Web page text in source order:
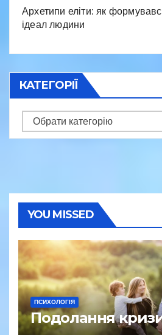
Архетипи еліти: як
ідеал людини
КАТЕГОРІЇ
Категорії
YOU MISSED
ПСИХОЛОГІЯ
Подолання кризи